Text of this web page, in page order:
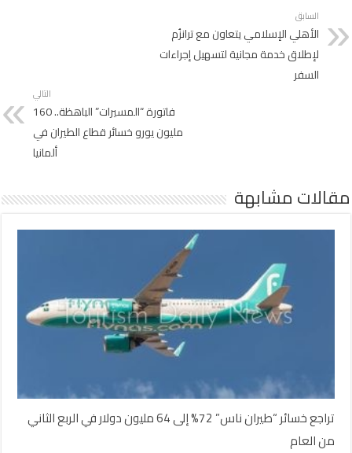
السابق
الأهلي الإسلامي يتعاون مع ترانزُم
لإطلاق خدمة مجانية لتسهيل إجراءات
السفر
التالي
فاتورة “المسيرات” الباهظة.. 160
مليون يورو خسائر قطاع الطيران في
ألمانيا
مقالات مشابهة
تراجع خسائر “طيران ناس” 72% إلى 64 مليون دولار في الربع الثاني
من العام